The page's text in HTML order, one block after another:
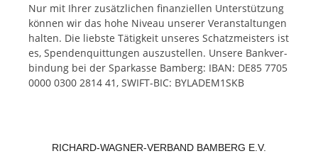
Nur mit Ih­rer zu­sätz­li­chen fi­nan­zi­el­len Un­ter­stüt­zung
kön­nen wir das hohe Ni­veau un­se­rer Ver­an­stal­tun­gen
hal­ten. Die liebs­te Tä­tig­keit un­se­res Schatz­meis­ters ist
es, Spen­den­quit­tun­gen aus­zu­stel­len. Un­se­re Bank­ver­
bin­dung bei der Spar­kas­se Bam­berg: IBAN: DE85 7705
0000 0300 2814 41, SWIFT-BIC: BYLADEM1SKB
RICHARD-WAGNER-VERBAND BAMBERG E.V.